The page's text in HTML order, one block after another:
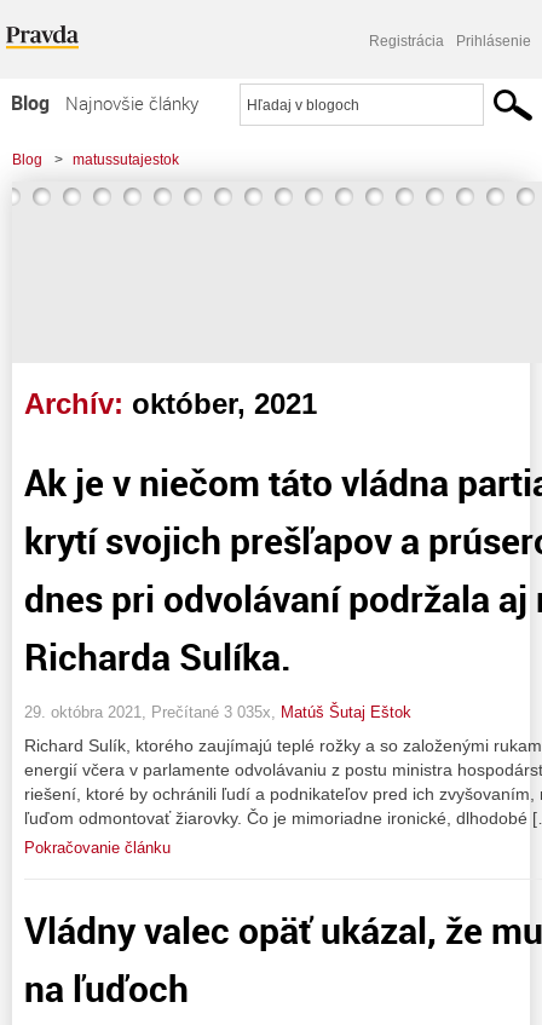
Registrácia Prihlásenie
Blog
Najnovšie články
Najčítanejšie články
Najkomentovanejšie články
Blog > matussutajestok
Archív: október, 2021
Ak je v niečom táto vládna
krytí svojich prešľapov a
dnes pri odvolávaní podržala aj
Richarda Sulíka.
29. októbra 2021, Prečítané 3 035x, Matúš Šutaj Eštok
Richard Sulík, ktorého zaujímajú teplé rožky a so založenými
energií včera v parlamente odvolávaniu z postu ministra
riešení, ktoré by ochránili ľudí a podnikateľov pred ich
ľuďom odmontovať žiarovky. Čo je mimoriadne ironické, dlhodobé
Pokračovanie článku
Vládny valec opäť ukázal, že
na ľuďoch